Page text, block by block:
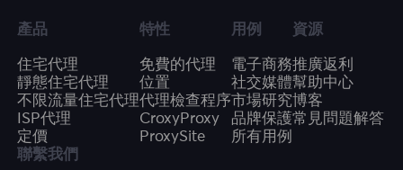
產品
住宅代理
靜態住宅代理
不限流量住宅代理
ISP代理
定價
特性
免費的代理
位置
代理檢查程序
CroxyProxy
ProxySite
用例
電子商務
社交媒體
市場研究
品牌保護
所有用例
資源
推廣返利
幫助中心
博客
常見問題解答
聯繫我們